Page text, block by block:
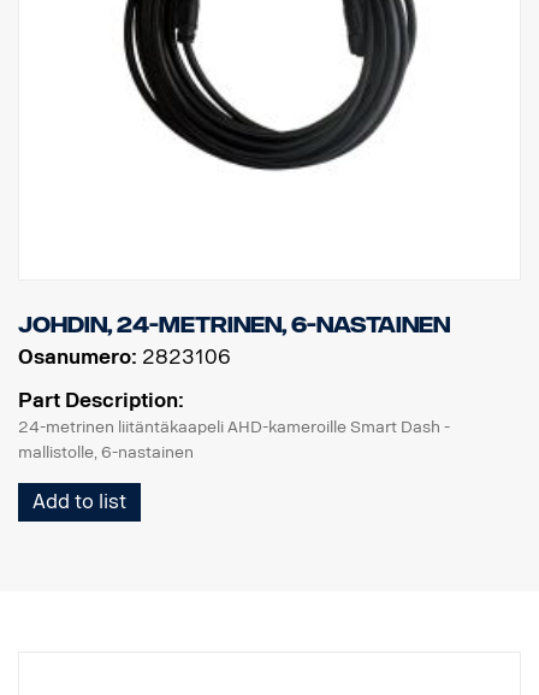
johdin, 24-metrinen, 6-nastainen
Osanumero: 2823106
Part Description:
24-metrinen liitäntäkaapeli AHD-kameroille Smart Dash -
mallistolle, 6-nastainen
Add to list